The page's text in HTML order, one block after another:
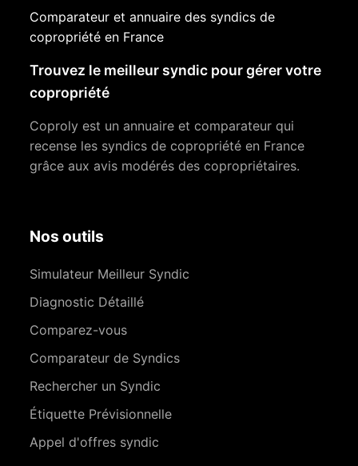
Comparateur et annuaire des syndics de
copropriété en France
Trouvez le meilleur syndic pour gérer votre
copropriété
Coproly est un annuaire et comparateur qui
recense les syndics de copropriété en France
grâce aux avis modérés des copropriétaires.
Nos outils
Simulateur Meilleur Syndic
Diagnostic Détaillé
Comparez-vous
Comparateur de Syndics
Rechercher un Syndic
Étiquette Prévisionnelle
Appel d'offres syndic